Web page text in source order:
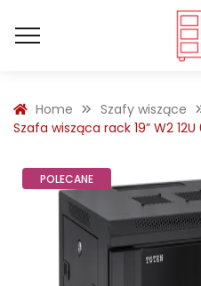
Home
Szafy wiszące
Szafa wisząca rack 19” W2
POLECANE